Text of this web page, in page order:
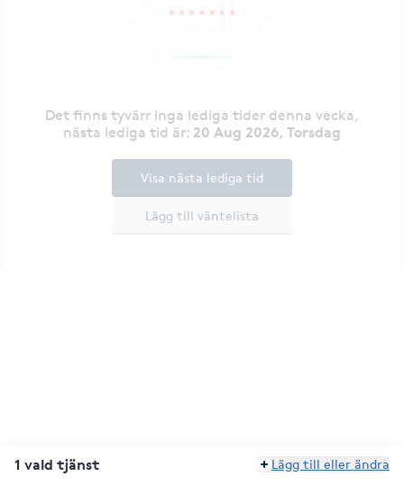
Det finns tyvärr inga lediga tider denna vecka,
nästa lediga tid är: 20 Aug 2026, Torsdag
Lägg till väntelista
Visa nästa lediga tid
1 vald tjänst Lägg till eller ändra